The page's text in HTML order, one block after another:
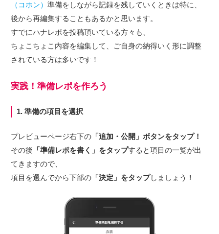
（コホン）準備をしながら記録を残していくときは特に、
後から再編集することもあるかと思います。
すでにハナレポを投稿頂いている方々も、
ちょこちょこ内容を編集して、ご自身の納得いく形に調整
されている方は多いです！
実践！準備レポを作ろう
1. 準備の項目を選択
プレビューページ右下の 「追加・公開」ボタンをタップ！
その後 「準備レポを書く」をタップすると項目の一覧が出
てきますので、
項目を選んでから下部の 「決定」をタップしましょう！